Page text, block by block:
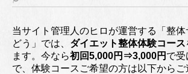
当サイト管理人のヒロが運営する「整
どう」では、 ダイエット整体体験コース
ます。今なら初回5,000円⇒3,000円 で受
で、体験コースご希望の方は以下からご